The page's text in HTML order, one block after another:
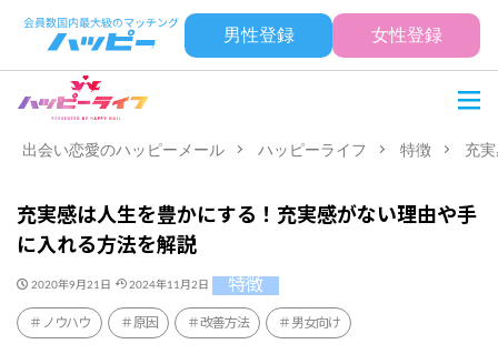
男性登録 女性登録
出会い恋愛のハッピーメール ハッピーライフ 特徴 充
充実感は人生を豊かにする！充実感がない理由や手
に入れる方法を解説
2020年9月21日 2024年11月2日 特徴
ノウハウ 原因 改善方法 男女向け